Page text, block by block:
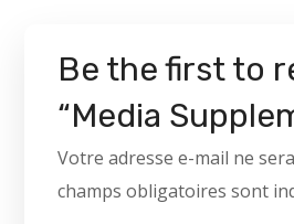
Be the first to
“Media
Votre adresse e-mail ne
champs obligatoires sont